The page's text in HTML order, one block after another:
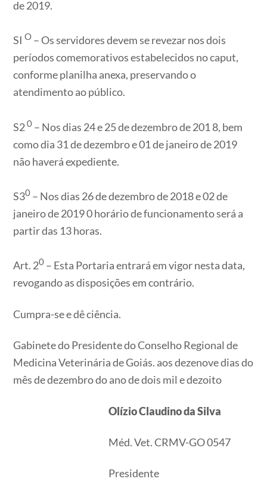
de 2019.
SIO – Os servidores devem se revezar nos dois
períodos comemorativos estabelecidos no caput,
conforme planilha anexa, preservando o
atendimento ao público.
S20 – Nos dias 24 e 25 de dezembro de 201 8, bem
como dia 31 de dezembro e 01 de janeiro de 2019
não haverá expediente.
S30 – Nos dias 26 de dezembro de 2018 e 02 de
janeiro de 2019 0 horário de funcionamento será a
partir das 13 horas.
Art. 20 – Esta Portaria entrará em vigor nesta data,
revogando as disposições em contrário.
Cumpra-se e dê ciência.
Gabinete do Presidente do Conselho Regional de
Medicina Veterinária de Goiás. aos dezenove dias do
mês de dezembro do ano de dois mil e dezoito
Olízio Claudino da Silva
Méd. Vet. CRMV-GO 0547
Presidente